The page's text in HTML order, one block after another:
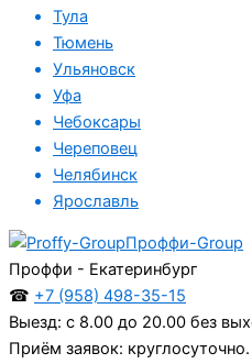
Тула
Тюмень
Ульяновск
Уфа
Чебоксары
Череповец
Челябинск
Ярославль
Проффи-Group
Проффи - Екатеринбург
☎ +7 (958) 498-35-15
Выезд: с 8.00 до 20.00 без
Приём заявок: круглосуточно.